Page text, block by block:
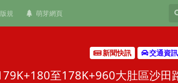
版規 萌芽網頁
新聞快訊 交通資訊
至178K+960大肚區沙